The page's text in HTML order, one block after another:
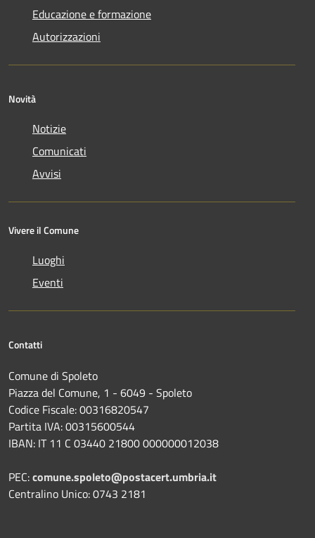
Educazione e formazione
Autorizzazioni
Novità
Notizie
Comunicati
Avvisi
Vivere il Comune
Luoghi
Eventi
Contatti
Comune di Spoleto
Piazza del Comune, 1 - 6049 - Spoleto
Codice Fiscale: 00316820547
Partita IVA: 00315600544
IBAN: IT 11 C 03440 21800 000000012038
PEC:comune.spoleto@postacert.umbria.it
Centralino Unico: 0743 2181